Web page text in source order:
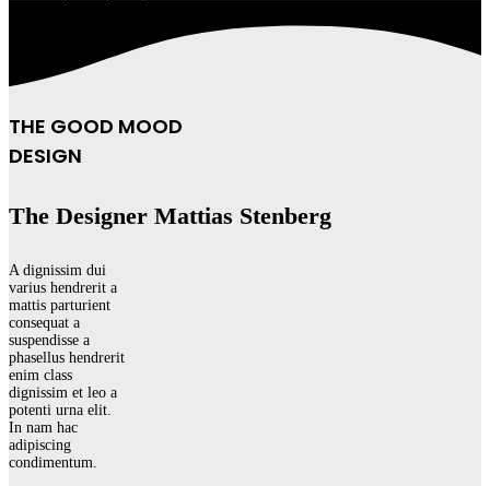
THE GOOD MOOD
DESIGN
The Designer Mattias Stenberg
A dignissim dui
varius hendrerit a
mattis parturient
consequat a
suspendisse a
phasellus hendrerit
enim class
dignissim et leo a
potenti urna elit.
In nam hac
adipiscing
condimentum.